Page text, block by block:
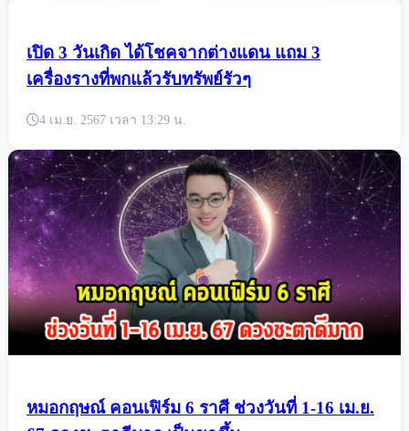
เปิด 3 วันเกิด ได้โชคจากต่างแดน แถม 3
เครื่องรางที่พกแล้วรับทรัพย์รัวๆ
4 เม.ย. 2567 เวลา 13:29 น.